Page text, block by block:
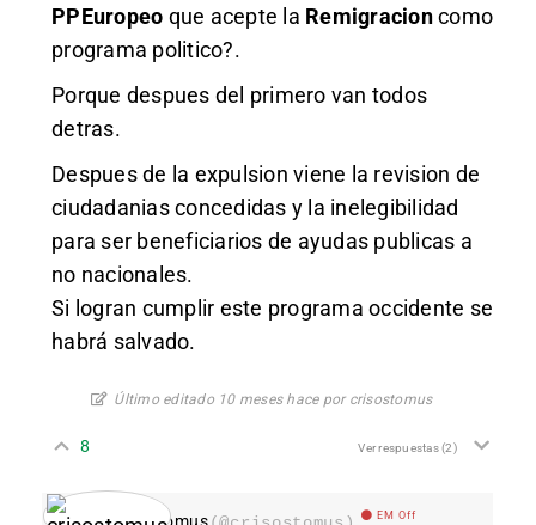
PPEuropeo que acepte la Remigracioncomo
programa politico?.
Porque despues del primero van todos
detras.
Despues de la expulsion viene la revision de
ciudadanias concedidas y la inelegibilidad
para ser beneficiarios de ayudas publicas a
no nacionales.
Si logran cumplir este programa occidente se
habrá salvado.
Último editado 10 meses hace por crisostomus
8 Ver respuestas(2)
crisostomus EM Off